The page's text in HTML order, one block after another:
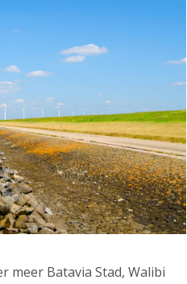
meer Batavia Stad, Walibi